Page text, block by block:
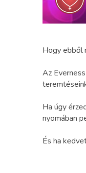
Hogy ebből
Az
Ha úgy
nyomában
És ha